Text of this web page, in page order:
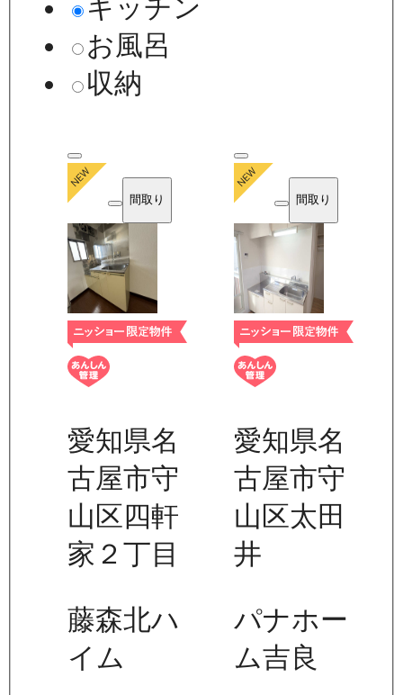
キッチン
お風呂
収納
間取り
愛知県名
古屋市守
山区四軒
家２丁目
藤森北ハ
イム
間取り
愛知県名
古屋市守
山区太田
井
パナホー
ム吉良